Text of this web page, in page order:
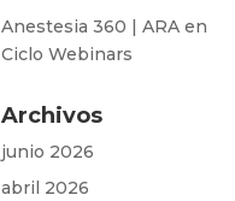
Anestesia 360 | ARA en
Ciclo Webinars
Archivos
junio 2026
abril 2026